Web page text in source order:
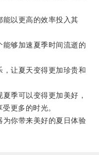
以更高的效率投入其
够加速夏季时间流逝的
让夏天变得更加珍贵和
季可以变得更加美好，
更多的时光。
你带来美好的夏日体验